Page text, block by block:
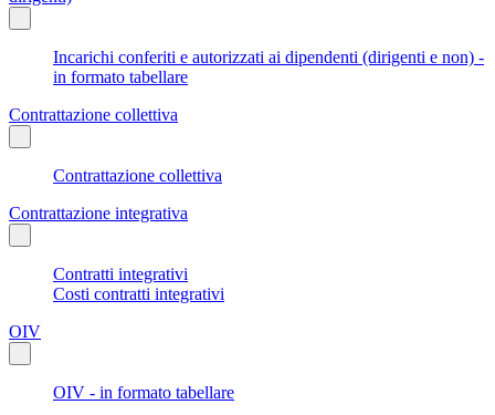
Incarichi conferiti e autorizzati ai dipendenti (dirigenti e non) -
in formato tabellare
Contrattazione collettiva
Contrattazione collettiva
Contrattazione integrativa
Contratti integrativi
Costi contratti integrativi
OIV
OIV - in formato tabellare